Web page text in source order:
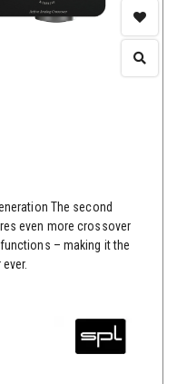
The second
even more crossover
– making it the